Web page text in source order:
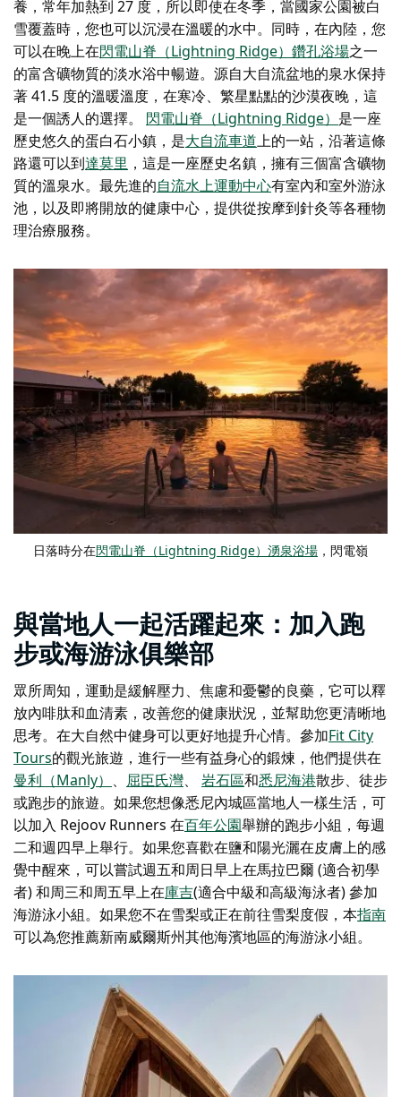
養，常年加熱到 27 度，所以即使在冬季，當國家公園被白
雪覆蓋時，您也可以沉浸在溫暖的水中。同時，在內陸，您
可以在晚上在閃電山脊（Lightning Ridge）鑽孔浴場之一
的富含礦物質的淡水浴中暢遊。源自大自流盆地的泉水保持
著 41.5 度的溫暖溫度，在寒冷、繁星點點的沙漠夜晚，這
是一個誘人的選擇。 閃電山脊（Lightning Ridge） 是一座
歷史悠久的蛋白石小鎮，是大自流車道上的一站，沿著這條
路還可以到達莫里 ，這是一座歷史名鎮，擁有三個富含礦物
質的溫泉水。最先進的自流水上運動中心有室內和室外游泳
池，以及即將開放的健康中心，提供從按摩到針灸等各種物
理治療服務。
日落時分在閃電山脊（Lightning Ridge）湧泉浴場 ，閃電嶺
與當地人一起活躍起來：加入跑
步或海游泳俱樂部
眾所周知，運動是緩解壓力、焦慮和憂鬱的良藥，它可以釋
放內啡肽和血清素，改善您的健康狀況，並幫助您更清晰地
思考。在大自然中健身可以更好地提升心情。參加Fit City
Tours的觀光旅遊，進行一些有益身心的鍛煉，他們提供在
曼利（Manly） 、 屈臣氏灣、 岩石區和悉尼海港散步、徒步
或跑步的旅遊。如果您想像悉尼內城區當地人一樣生活，可
以加入 Rejoov Runners 在百年公園舉辦的跑步小組，每週
二和週四早上舉行。如果您喜歡在鹽和陽光灑在皮膚上的感
覺中醒來，可以嘗試週五和周日早上在馬拉巴爾 (適合初學
者) 和周三和周五早上在庫吉(適合中級和高級海泳者) 參加
海游泳小組。如果您不在雪梨或正在前往雪梨度假，本指南
可以為您推薦新南威爾斯州其他海濱地區的海游泳小組。